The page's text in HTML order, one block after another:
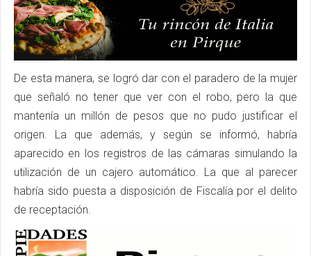
De esta manera, se logró dar con el paradero de la mujer
que señaló no tener que ver con el robo, pero la que
mantenía un millón de pesos que no pudo justificar el
origen. La que además, y según se informó, habría
aparecido en los registros de las cámaras simulando la
utilización de un cajero automático. La que al parecer
habría sido puesta a disposición de Fiscalía por el delito
de receptación.